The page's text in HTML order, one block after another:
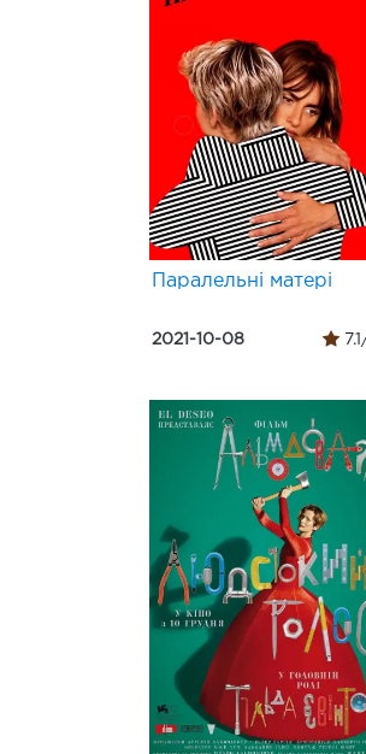
Паралельні матері
2021-10-08